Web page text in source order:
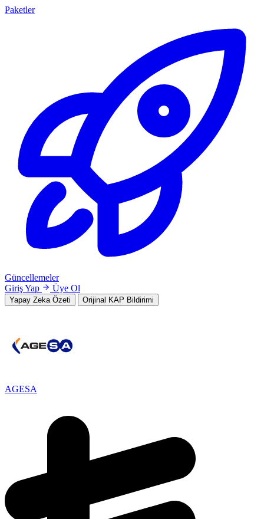
Paketler
Güncellemeler
Giriş Yap
Üye Ol
Yapay Zeka Özeti Orijinal KAP Bildirimi
AGESA